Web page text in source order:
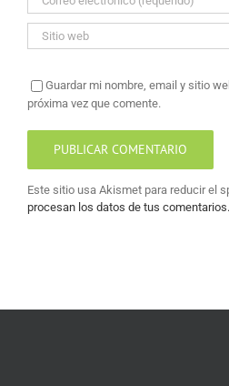
Guardar mi nombre, email y sitio
próxima vez que comente.
Este sitio usa Akismet para reducir el
procesan los datos de tus comentarios.